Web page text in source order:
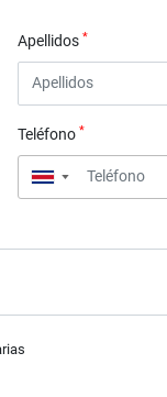
Apellidos *
Teléfono *
▼